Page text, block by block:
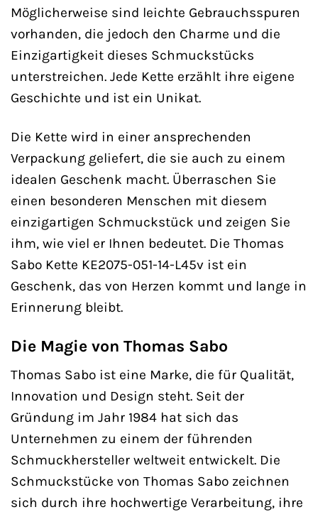
Möglicherweise sind leichte Gebrauchsspuren
vorhanden, die jedoch den Charme und die
Einzigartigkeit dieses Schmuckstücks
unterstreichen. Jede Kette erzählt ihre eigene
Geschichte und ist ein Unikat.
Die Kette wird in einer ansprechenden
Verpackung geliefert, die sie auch zu einem
idealen Geschenk macht. Überraschen Sie
einen besonderen Menschen mit diesem
einzigartigen Schmuckstück und zeigen Sie
ihm, wie viel er Ihnen bedeutet. Die Thomas
Sabo Kette KE2075-051-14-L45v ist ein
Geschenk, das von Herzen kommt und lange in
Erinnerung bleibt.
Die Magie von Thomas Sabo
Thomas Sabo ist eine Marke, die für Qualität,
Innovation und Design steht. Seit der
Gründung im Jahr 1984 hat sich das
Unternehmen zu einem der führenden
Schmuckhersteller weltweit entwickelt. Die
Schmuckstücke von Thomas Sabo zeichnen
sich durch ihre hochwertige Verarbeitung, ihre